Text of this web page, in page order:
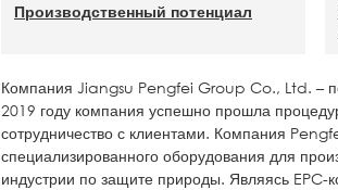
Производственный потенциал
Компания Jiangsu Pengfei Group Co., Ltd. –
2019 году компания успешно прошла
сотрудничество с клиентами. Компания
специализированного оборудования для
индустрии по защите природы. Являясь